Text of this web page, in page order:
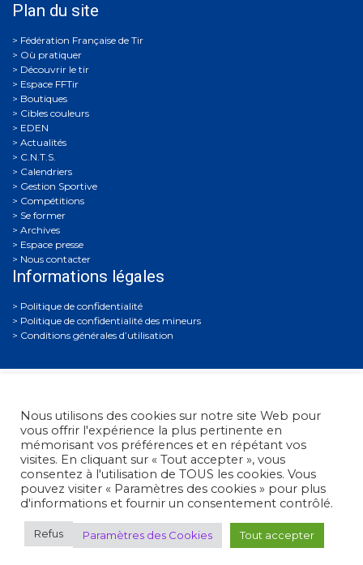
Plan du site
Où pratiquer
Découvrir le tir
Espace FFTir
Boutiques
Cibles couleurs
EDEN
Actualités
C.N.T.S.
Calendriers
Gestion Sportive
Compétitions
Se former
Archives
Espace presse
Nous contacter
Informations légales
Politique de confidentialité
Politique de confidentialité des mineurs
Conditions générales d’utilisation
Fédération Française de Tir• 38, rue Brunel - 75017 Paris
• Tél. : +33 (0)1 58 05 45 45
© 2012 - 2026 Fédération Française de Tir -Réalisation Umazuma-
Paris
Nous utilisons des cookies sur notre site Web pour
vous offrir l'expérience la plus pertinente en
mémorisant vos préférences et en répétant vos
visites. En cliquant sur « Tout accepter », vous
consentez à l'utilisation de TOUS les cookies. Vous
pouvez visiter « Paramètres des cookies » pour plus
d'informations et fournir un consentement contrôlé.
Refus Paramètres des Cookies Tout accepter